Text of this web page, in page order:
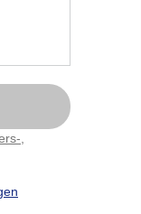
pop-up